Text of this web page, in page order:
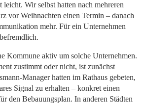
leicht. Wir selbst hatten nach mehreren
vor Weihnachten einen Termin – danach
mehr. Für ein Unternehmen
Kommune aktiv um solche Unternehmen.
zustimmt oder nicht, ist zunächst
Manager hatten im Rathaus gebeten,
Signal zu erhalten – konkret einen
den Bebauungsplan. In anderen Städten